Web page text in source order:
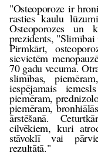
"Osteoporoze ir
rasties kaulu
Osteoporozes un
prezidents, "Slimībai
Pirmkārt,
sievietēm
70 gadu vecuma.
slimības,
iespējamais
piemēram,
piemēram,
ārstēšanā.
cilvēkiem, kuri
stāvoklī vai
rezultātā."